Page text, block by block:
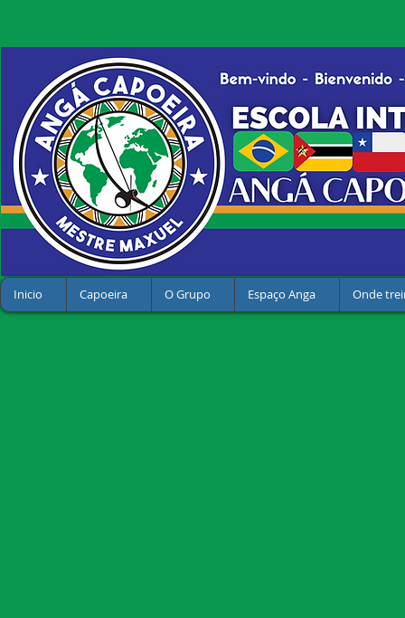
Inicio Capoeira O Grupo Espaço Anga Onde